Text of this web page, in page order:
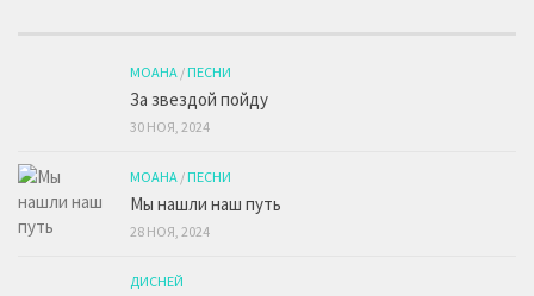
МОАНА /ПЕСНИ
За звездой пойду
30 НОЯ, 2024
МОАНА /ПЕСНИ
Мы нашли наш путь
28 НОЯ, 2024
ДИСНЕЙ